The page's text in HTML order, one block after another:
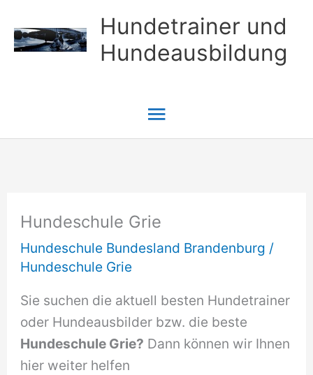
Inhalt
springen
Hundetrainer und
Hundeausbildung
Hauptmenü
Hundeschule Grie
Hundeschule Bundesland Brandenburg /
Hundeschule Grie
Sie suchen die aktuell besten Hundetrainer
oder Hundeausbilder bzw. die beste
Hundeschule Grie? Dann können wir Ihnen
hier weiter helfen